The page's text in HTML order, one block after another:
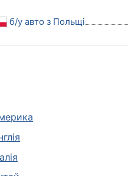
б/у авто з Польщі